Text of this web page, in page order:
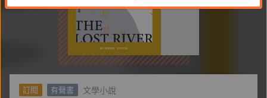
訂閱 有聲書 文學小說